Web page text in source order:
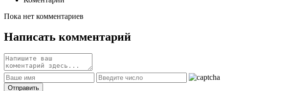
Пока нет комментариев
Написать комментарий